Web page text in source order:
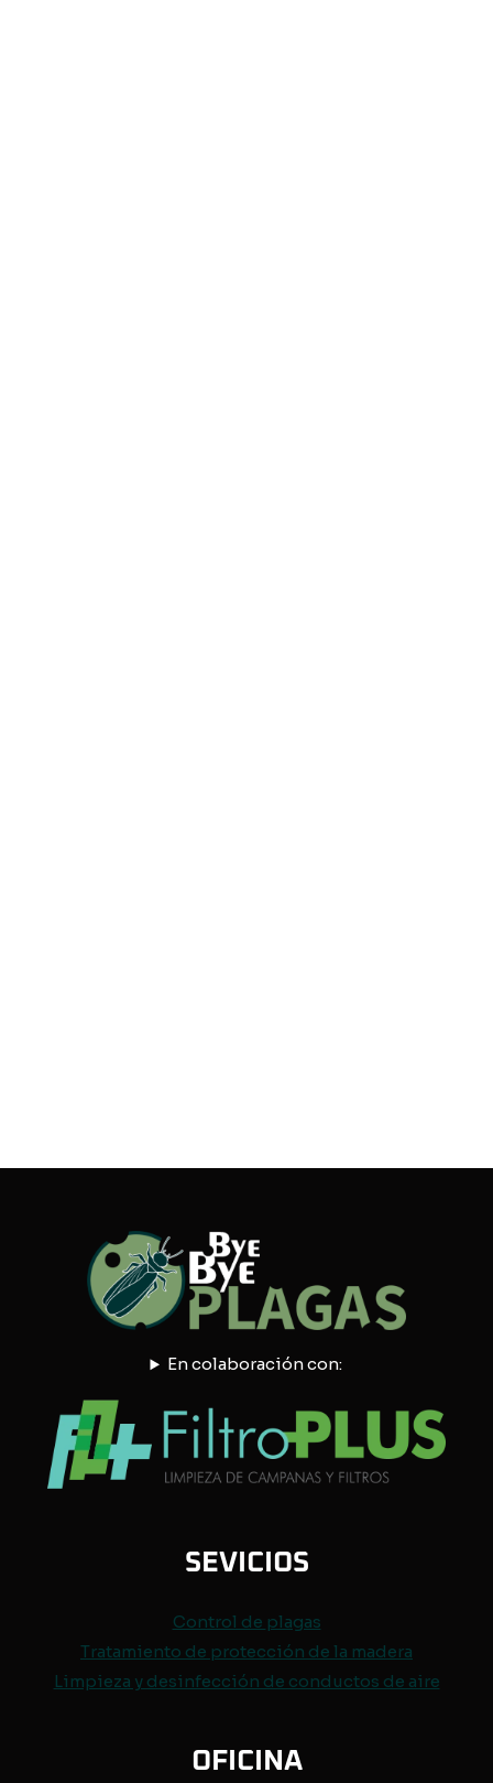
En colaboración con:
SEVICIOS
Control de plagas
Tratamiento de protección de la madera
Limpieza y desinfección de conductos de aire
OFICINA